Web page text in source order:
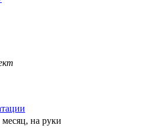
месяц, на руки